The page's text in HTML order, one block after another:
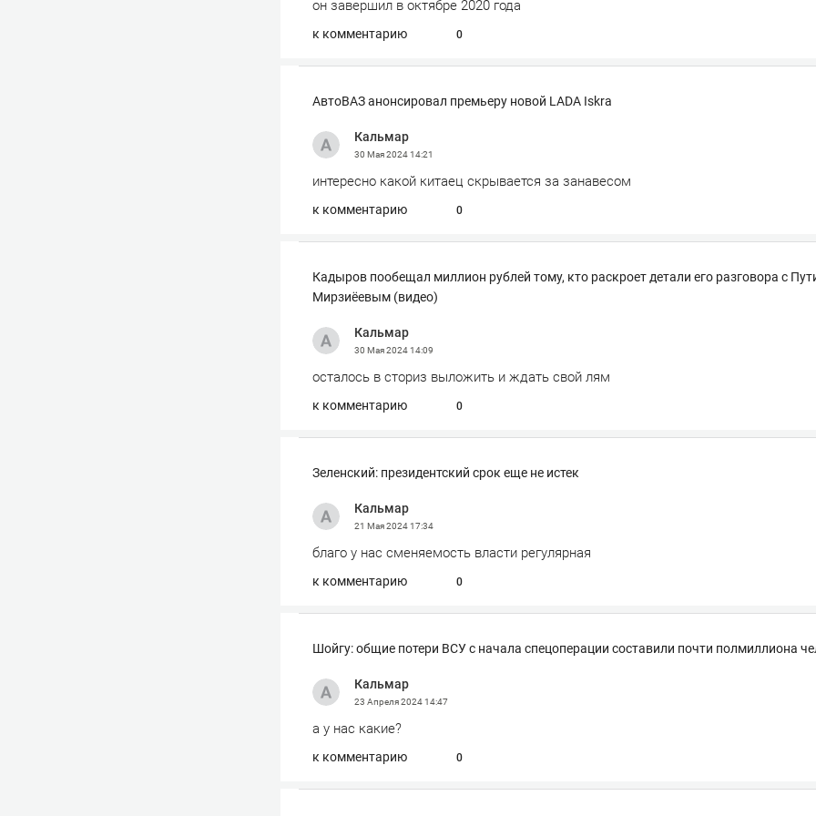
он завершил в октябре 2020 года
к комментарию 0
АвтоВАЗ анонсировал премьеру новой LADA Iskra
Кальмар
30 Мая 202414:21
интересно какой китаец скрывается за занавесом
к комментарию 0
Кадыров пообещал миллион рублей тому, кто раскроет детали его разговора с
Мирзиёевым (видео)
Кальмар
30 Мая 202414:09
осталось в сториз выложить и ждать свой лям
к комментарию 0
Зеленский: президентский срок еще не истек
Кальмар
21 Мая 202417:34
благо у нас сменяемость власти регулярная
к комментарию 0
Шойгу: общие потери ВСУ с начала спецоперации составили почти полмиллиона
Кальмар
23 Апреля 202414:47
а у нас какие?
к комментарию 0